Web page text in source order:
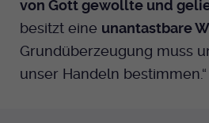
von Gott gewollte und
besitzt eine unantastbare
Grundüberzeugung muss
unser Handeln bestimmen.“